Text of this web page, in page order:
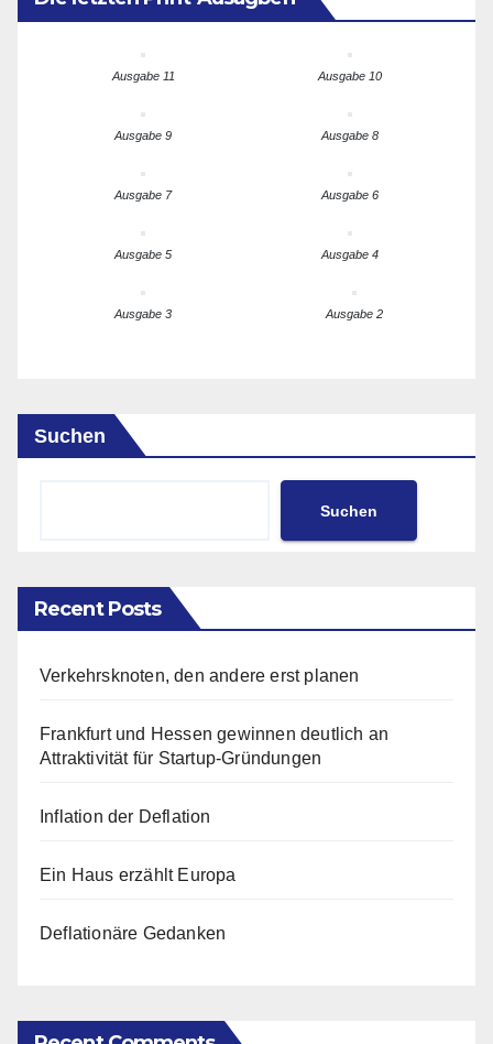
Ausgabe 11 Ausgabe 10
Ausgabe 9 Ausgabe 8
Ausgabe 7 Ausgabe 6
Ausgabe 5 Ausgabe 4
Ausgabe 3 Ausgabe 2
Suchen
Suchen
Recent Posts
Verkehrsknoten, den andere erst planen
Frankfurt und Hessen gewinnen deutlich an
Attraktivität für Startup-Gründungen
Inflation der Deflation
Ein Haus erzählt Europa
Deflationäre Gedanken